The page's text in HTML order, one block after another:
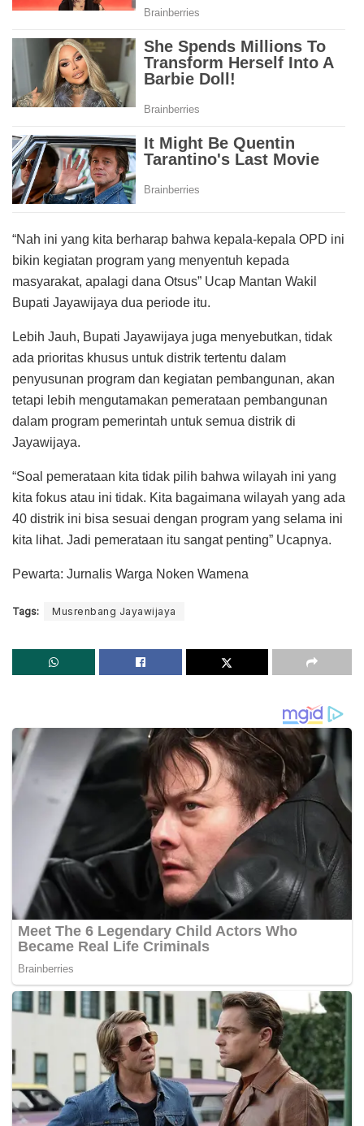
“Nah ini yang kita berharap bahwa kepala-kepala OPD ini
bikin kegiatan program yang menyentuh kepada
masyarakat, apalagi dana Otsus” Ucap Mantan Wakil
Bupati Jayawijaya dua periode itu.
Lebih Jauh, Bupati Jayawijaya juga menyebutkan, tidak
ada prioritas khusus untuk distrik tertentu dalam
penyusunan program dan kegiatan pembangunan, akan
tetapi lebih mengutamakan pemerataan pembangunan
dalam program pemerintah untuk semua distrik di
Jayawijaya.
“Soal pemerataan kita tidak pilih bahwa wilayah ini yang
kita fokus atau ini tidak. Kita bagaimana wilayah yang ada
40 distrik ini bisa sesuai dengan program yang selama ini
kita lihat. Jadi pemerataan itu sangat penting” Ucapnya.
Pewarta: Jurnalis Warga Noken Wamena
Tags: Musrenbang Jayawijaya